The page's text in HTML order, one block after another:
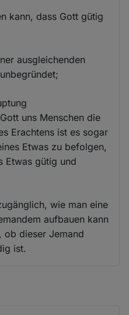
kann, dass Gott gütig
ausgleichenden
uns Menschen die
Erachtens ist es sogar
Etwas zu befolgen,
Etwas gütig und
wie man eine
aufbauen kann
ob dieser Jemand
ist.